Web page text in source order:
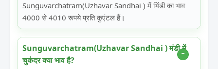
Sunguvarchatram(Uzhavar Sandhai ) में भिंडी का भाव
4000 से 4010 रूपये प्रति कुएंटल हैं।
Sunguvarchatram(Uzhavar Sandhai ) मंडी में
चुकंदर क्या भाव है?